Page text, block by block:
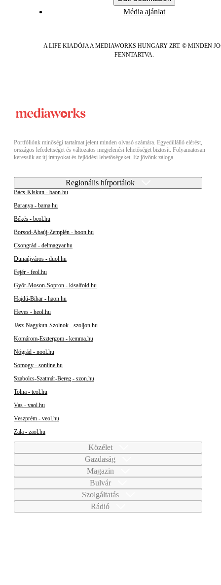
Média ajánlat
A LIFE KIADÓJA A MEDIAWORKS HUNGARY ZRT. © MINDEN
FENNTARTVA.
Portfóliónk minőségi tartalmat jelent minden olvasó számára. Egyedülálló elérést,
országos lefedettséget és változatos megjelenési lehetőséget biztosít. Folyamatosan
keressük az új irányokat és fejlődési lehetőségeket. Ez jövőnk záloga.
Regionális hírportálok
Bács-Kiskun - baon.hu
Baranya - bama.hu
Békés - beol.hu
Borsod-Abaúj-Zemplén - boon.hu
Csongrád - delmagyar.hu
Dunaújváros - duol.hu
Fejér - feol.hu
Győr-Moson-Sopron - kisalfold.hu
Hajdú-Bihar - haon.hu
Heves - heol.hu
Jász-Nagykun-Szolnok - szoljon.hu
Komárom-Esztergom - kemma.hu
Nógrád - nool.hu
Somogy - sonline.hu
Szabolcs-Szatmár-Bereg - szon.hu
Tolna - teol.hu
Vas - vaol.hu
Veszprém - veol.hu
Zala - zaol.hu
Közélet
Gazdaság
Magazin
Bulvár
Szolgáltatás
Rádió